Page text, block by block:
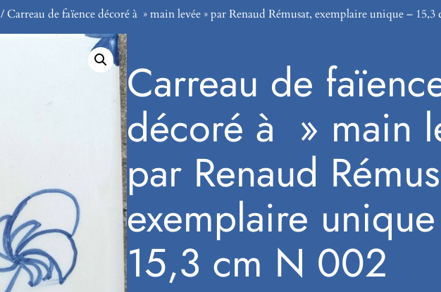
/ Carreau de faïence décoré à » main levée » par Renaud Rémusat, exemplaire unique –
Carreau de
décoré à » main
par Renaud
exemplaire
15,3 cm N 002